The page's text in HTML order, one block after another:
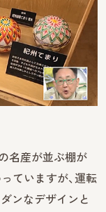
名産が並ぶ棚が
ていますが、運転
ンなデザインと